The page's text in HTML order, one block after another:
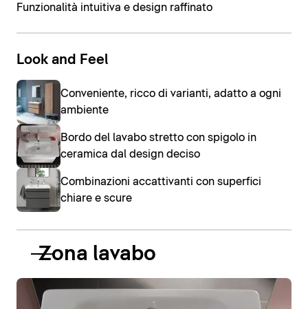
Funzionalità intuitiva e design raffinato
Look and Feel
Conveniente, ricco di varianti, adatto a ogni
ambiente
Bordo del lavabo stretto con spigolo in
ceramica dal design deciso
Combinazioni accattivanti con superfici
chiare e scure
Zona lavabo